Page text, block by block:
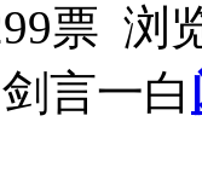
票 浏
一白